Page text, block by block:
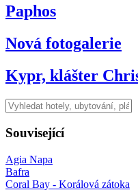
Paphos
Nová fotogalerie
Kypr, klášter
Související
Agia Napa
Bafra
Coral Bay - Korálová zátoka